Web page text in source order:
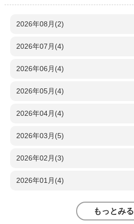
2026年08月(2)
2026年07月(4)
2026年06月(4)
2026年05月(4)
2026年04月(4)
2026年03月(5)
2026年02月(3)
2026年01月(4)
もっとみる